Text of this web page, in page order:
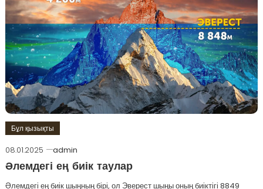
Бұл қызықты
08.01.2025
admin
Әлемдегі ең биік таулар
Әлемдегі ең биік шыңның бірі, ол Эверест шыңы оның биіктігі 8849